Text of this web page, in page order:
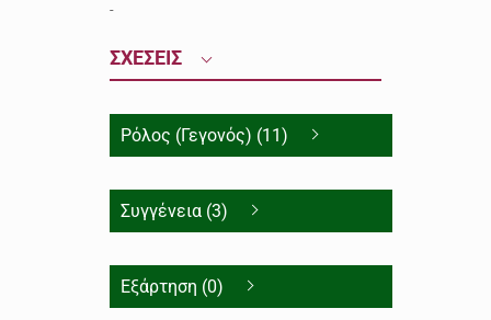
-
ΣΧΕΣΕΙΣ
Ρόλος (Γεγονός) (11)
Συγγένεια (3)
Εξάρτηση (0)